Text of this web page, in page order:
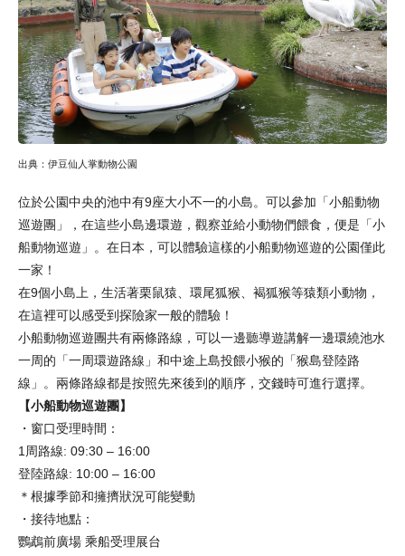
出典：伊豆仙人掌動物公園
位於公園中央的池中有9座大小不一的小島。可以參加「小船動物
巡遊團」，在這些小島邊環遊，觀察並給小動物們餵食，便是「小
船動物巡遊」。在日本，可以體驗這樣的小船動物巡遊的公園僅此
一家！
在9個小島上，生活著栗鼠猿、環尾狐猴、褐狐猴等猿類小動物，
在這裡可以感受到探險家一般的體驗！
小船動物巡遊團共有兩條路線，可以一邊聽導遊講解一邊環繞池水
一周的「一周環遊路線」和中途上島投餵小猴的「猴島登陸路
線」。兩條路線都是按照先來後到的順序，交錢時可進行選擇。
【小船動物巡遊團】
・窗口受理時間：
1周路線: 09:30 – 16:00
登陸路線: 10:00 – 16:00
＊根據季節和擁擠狀況可能變動
・接待地點：
鸚鵡前廣場 乘船受理展台